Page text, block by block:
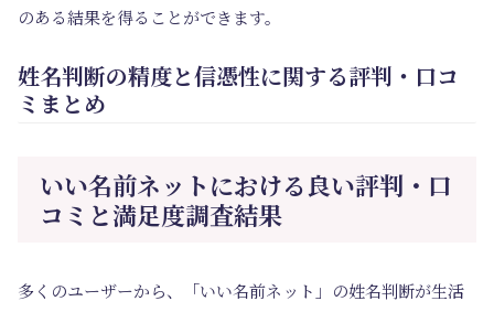
のある結果を得ることができます。
姓名判断の精度と信憑性に関する評判・口コ
ミまとめ
いい名前ネットにおける良い評判・口
コミと満足度調査結果
多くのユーザーから、「いい名前ネット」の姓名判断が生活